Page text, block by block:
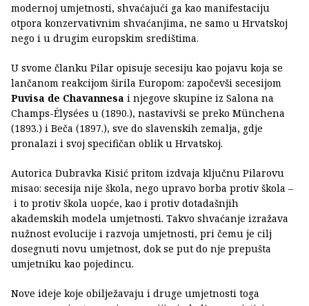
modernoj umjetnosti, shvaćajući ga kao manifestaciju
otpora konzervativnim shvaćanjima, ne samo u Hrvatskoj
nego i u drugim europskim središtima.
U svome članku Pilar opisuje secesiju kao pojavu koja se
lančanom reakcijom širila Europom: započevši secesijom
Puvisa de Chavannesa i njegove skupine iz Salona na
Champs-Élysées u (1890.), nastavivši se preko Münchena
(1893.) i Beča (1897.), sve do slavenskih zemalja, gdje
pronalazi i svoj specifičan oblik u Hrvatskoj.
Autorica Dubravka Kisić pritom izdvaja ključnu Pilarovu
misao: secesija nije škola, nego upravo borba protiv škola –
i to protiv škola uopće, kao i protiv dotadašnjih
akademskih modela umjetnosti. Takvo shvaćanje izražava
nužnost evolucije i razvoja umjetnosti, pri čemu je cilj
dosegnuti novu umjetnost, dok se put do nje prepušta
umjetniku kao pojedincu.
Nove ideje koje obilježavaju i druge umjetnosti toga